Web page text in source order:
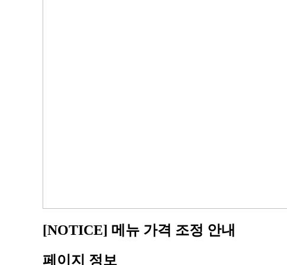
[NOTICE] 메뉴 가격 조정 안내
페이지 정보